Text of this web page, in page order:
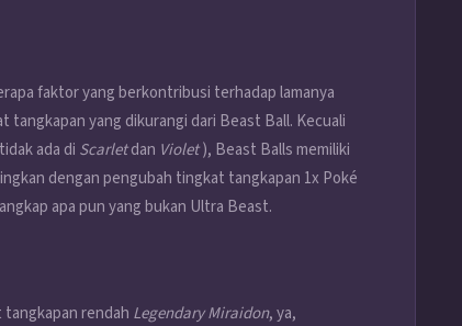
faktor yang berkontribusi terhadap lamanya
yang dikurangi dari Beast Ball. Kecuali
ada di Scarletdan Violet), Beast Balls memiliki
dengan pengubah tingkat tangkapan 1x Poké
apa pun yang bukan Ultra Beast.
rendah Legendary Miraidon, ya,